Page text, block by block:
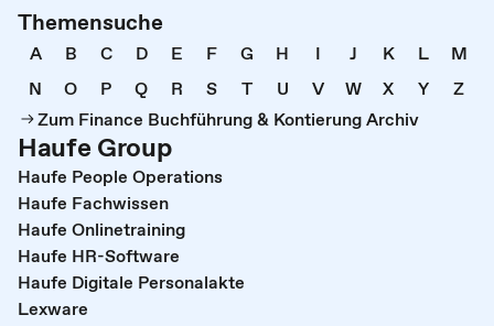
Themensuche
A B C D E F G H I J K L
M
N
O P Q R S T U V W X Y
Z
Zum Finance Buchführung & Kontierung Archiv
Haufe Group
Haufe People Operations
Haufe Fachwissen
Haufe Onlinetraining
Haufe HR-Software
Haufe Digitale Personalakte
Lexware